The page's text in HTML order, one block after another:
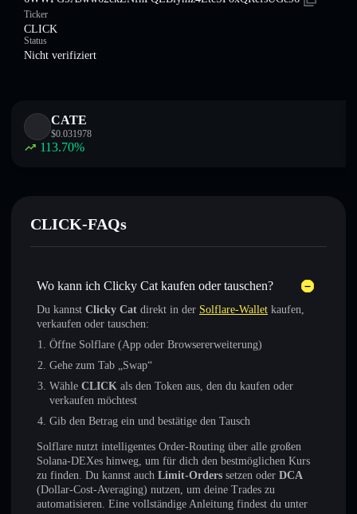
Ticker
CLICK
Status
Nicht verifiziert
CATE
$0.031978
113.70%
CLICK-FAQs
Wo kann ich Clicky Cat kaufen oder tauschen?
Du kannst Clicky Cat direkt in der Solflare-Wallet kaufen,
verkaufen oder tauschen:
Öffne Solflare (App oder Browsererweiterung)
Gehe zum Tab „Swap“
Wähle CLICK als den Token aus, den du kaufen oder
verkaufen möchtest
Gib den Betrag ein und bestätige den Tausch
Solflare nutzt intelligentes Order-Routing über alle großen
Solana-DEXes hinweg, um für dich den bestmöglichen Kurs
zu finden. Du kannst auch Limit-Orders setzen oder DCA
(Dollar-Cost-Averaging) nutzen, um deine Trades zu
automatisieren. Eine vollständige Anleitung findest du unter